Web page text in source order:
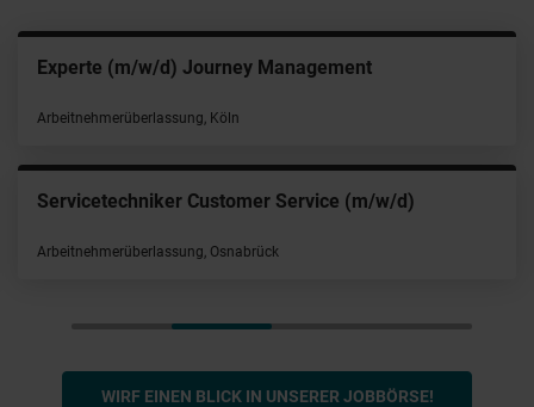
IT Infrastructure Engineer (m/w/d) Backup & Storage
Arbeitnehmerüberlassung, München
Veranstaltungstechniker (m/w/d)
Arbeitnehmerüberlassung, Hamburg
WIRF EINEN BLICK IN UNSERER JOBBÖRSE!